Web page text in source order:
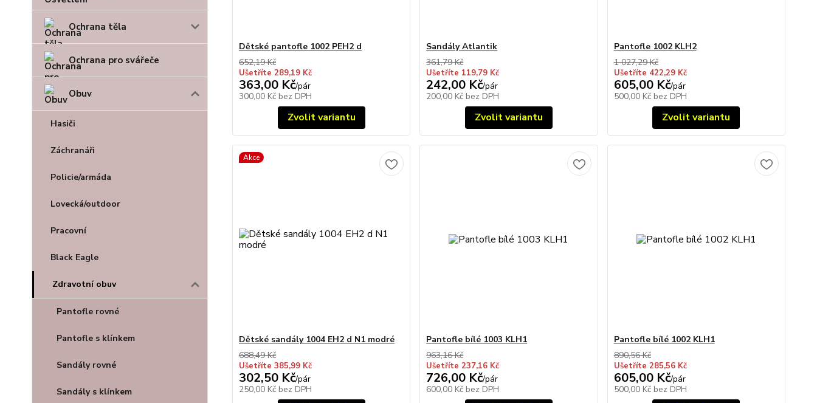
Ochrana těla
Ochrana pro svářeče
Obuv
Hasiči
Záchranáři
Policie/armáda
Lovecká/outdoor
Pracovní
Black Eagle
Zdravotní obuv
Pantofle rovné
Pantofle s klínkem
Sandály rovné
Sandály s klínkem
Dětské pantofle 1002 PEH2 d
652,19 Kč
Ušetříte 289,19 Kč
363,00 Kč/pár
300,00 Kč bez DPH
Zvolit variantu
Sandály Atlantik
361,79 Kč
Ušetříte 119,79 Kč
242,00 Kč/pár
200,00 Kč bez DPH
Zvolit variantu
Pantofle 1002 KLH2
1 027,29 Kč
Ušetříte 422,29 Kč
605,00 Kč/pár
500,00 Kč bez DPH
Zvolit variantu
Akce
Dětské sandály 1004 EH2 d N1 modré
688,49 Kč
Ušetříte 385,99 Kč
302,50 Kč/pár
250,00 Kč bez DPH
Pantofle bílé 1003 KLH1
963,16 Kč
Ušetříte 237,16 Kč
726,00 Kč/pár
600,00 Kč bez DPH
Pantofle bílé 1002 KLH1
890,56 Kč
Ušetříte 285,56 Kč
605,00 Kč/pár
500,00 Kč bez DPH